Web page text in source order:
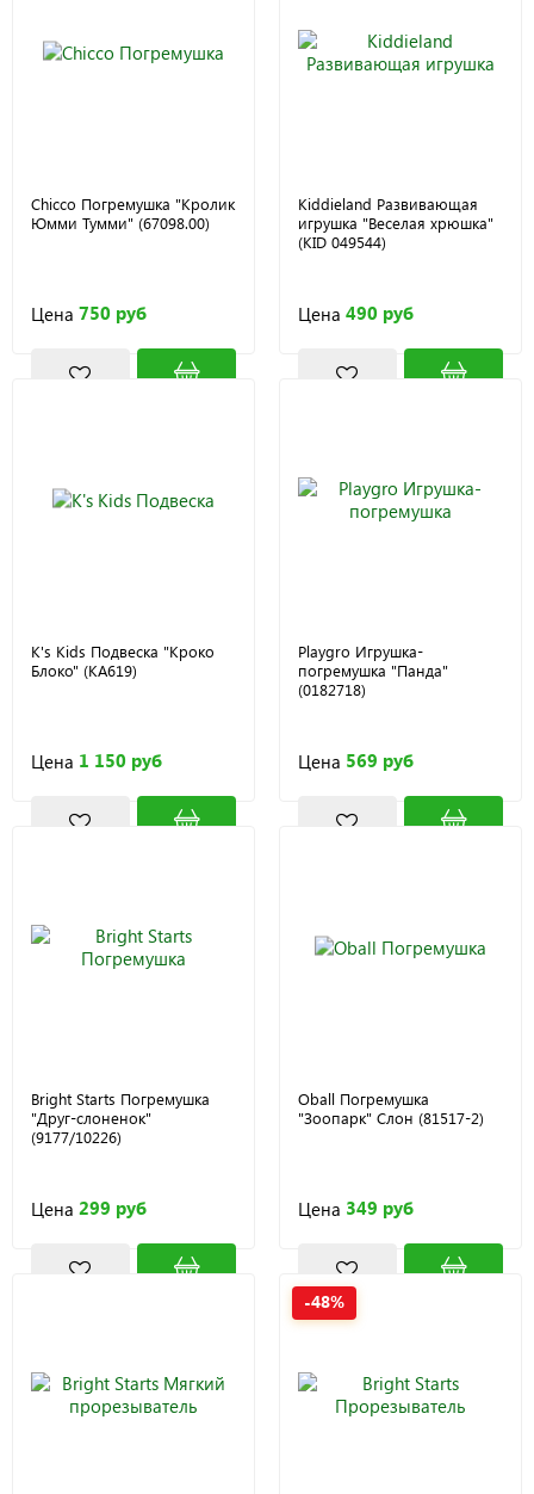
Chicco Погремушка "Кролик
Юмми Тумми" (67098.00)
Цена 750 руб
Kiddieland Развивающая
игрушка "Веселая хрюшка"
(KID 049544)
Цена 490 руб
K's Kids Подвеска "Кроко
Блоко" (KA619)
Цена 1 150 руб
Playgro Игрушка-
погремушка "Панда"
(0182718)
Цена 569 руб
Bright Starts Погремушка
"Друг-слоненок"
(9177/10226)
Цена 299 руб
Oball Погремушка
"Зоопарк" Слон (81517-2)
Цена 349 руб
-48%